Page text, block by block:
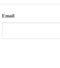
Email